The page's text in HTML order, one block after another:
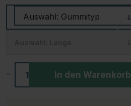
- In den Warenkorb